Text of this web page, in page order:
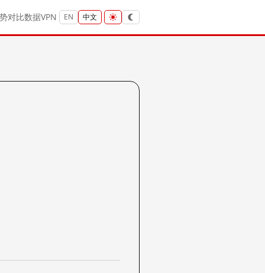
对比数据VPN EN 中文